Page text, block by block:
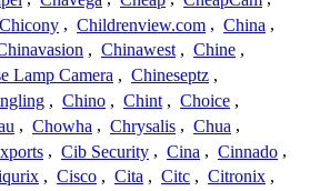
Chicony , Childrenview.com , China ,
, Chinawest , Chine ,
Lamp Camera , Chineseptz ,
, Chino , Chint , Choice ,
, Chowha , Chrysalis , Chua ,
, Cib Security , Cina , Cinnado ,
, Cisco , Cita , Citc , Citronix ,